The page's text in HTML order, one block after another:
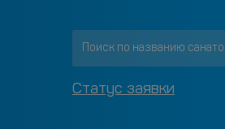
Статус заявки